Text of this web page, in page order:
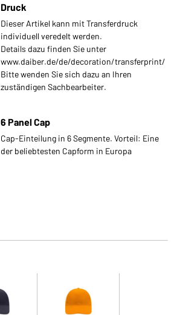
Druck
Dieser Artikel kann mit Transferdruck
individuell veredelt werden.
Details dazu finden Sie unter
www.daiber.de/de/decoration/transferprint/
Bitte wenden Sie sich dazu an Ihren
zuständigen Sachbearbeiter.
6 Panel Cap
Cap-Einteilung in 6 Segmente. Vorteil: Eine
der beliebtesten Capform in Europa